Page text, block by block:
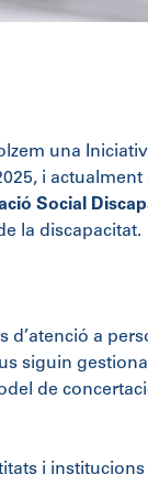
una
i
Social
la discapacitat.
d’atenció a
siguin
de
i